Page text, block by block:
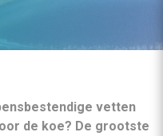
vetten
de koe? De grootste